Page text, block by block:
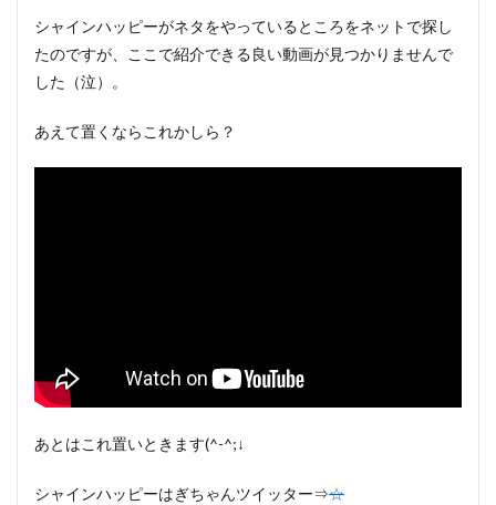
シャインハッピーがネタをやっているところをネットで探し
たのですが、ここで紹介できる良い動画が見つかりませんで
した（泣）。
あえて置くならこれかしら？
あとはこれ置いときます(^-^;↓
シャインハッピーはぎちゃんツイッター⇒☆